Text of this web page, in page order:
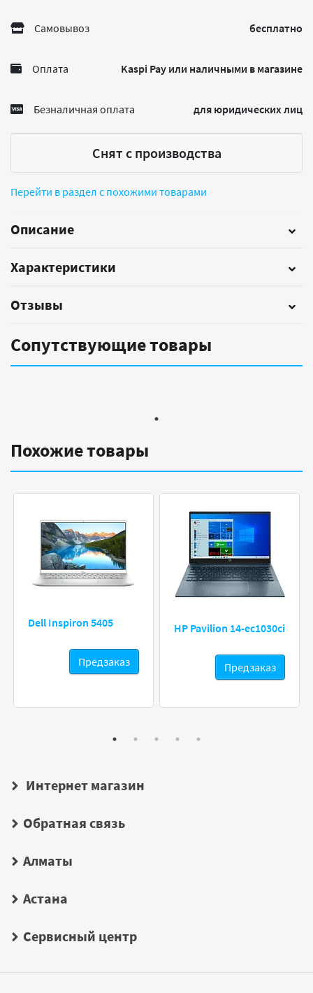
Самовывоз бесплатно
Оплата Kaspi Pay или наличными в магазине
Безналичная оплата для юридических лиц
Снят с производства
Перейти в раздел с похожими товарами
Описание
Характеристики
Отзывы
Сопутствующие товары
Похожие товары
Dell Inspiron 5405
Предзаказ
HP Pavilion 14-ec1030ci
Предзаказ
Интернет магазин
Обратная связь
Алматы
Астана
Сервисный центр